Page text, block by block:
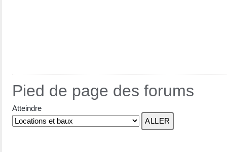
Pied de page des forums
Atteindre